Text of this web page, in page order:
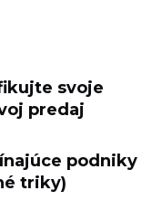
svoje
predaj
podniky
triky)